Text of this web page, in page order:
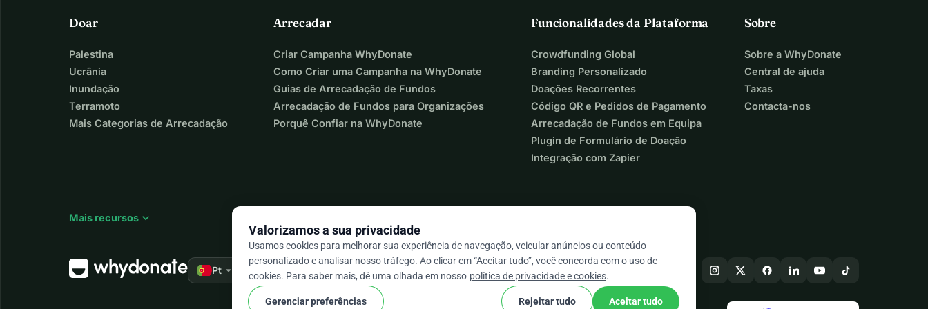
Doar
Palestina
Ucrânia
Inundação
Terramoto
Mais Categorias de Arrecadação
Arrecadar
Criar Campanha WhyDonate
Como Criar uma Campanha na WhyDonate
Guias de Arrecadação de Fundos
Arrecadação de Fundos para Organizações
Porquê Confiar na WhyDonate
Funcionalidades da Plataforma
Crowdfunding Global
Branding Personalizado
Doações Recorrentes
Código QR e Pedidos de Pagamento
Arrecadação de Fundos em Equipa
Plugin de Formulário de Doação
Integração com Zapier
Sobre
Sobre a WhyDonate
Central de ajuda
Taxas
Contacta-nos
Mais recursos expand_more
Pt arrow_drop_down ★★★★★ 4,9 / 5 com base em mais de 500 avaliações
Valorizamos a sua privacidade
Usamos cookies para melhorar sua experiência de navegação, veicular anúncios ou conteúdo
personalizado e analisar nosso tráfego. Ao clicar em “Aceitar tudo”, você concorda com o uso de
cookies. Para saber mais, dê uma olhada em nosso política de privacidade e cookies.
Gerenciar preferências Rejeitar tudo Aceitar tudo